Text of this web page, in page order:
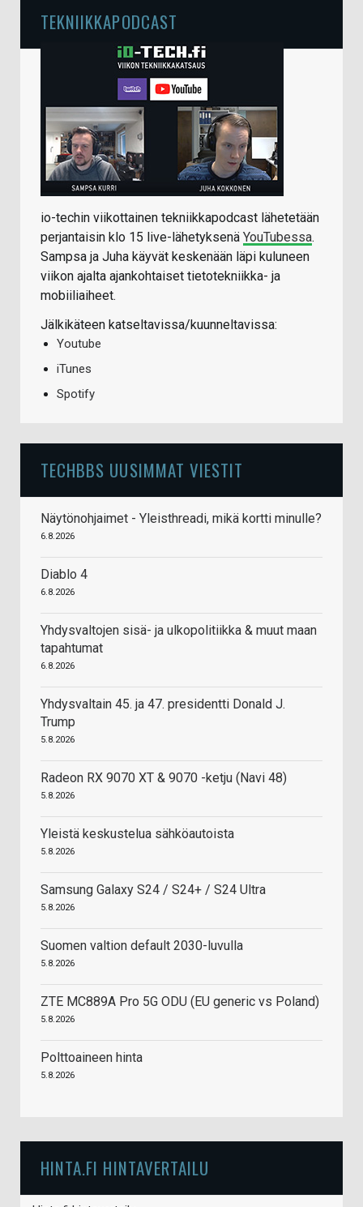
TEKNIIKKAPODCAST
io-techin viikottainen tekniikkapodcast lähetetään
perjantaisin klo 15 live-lähetyksenä YouTubessa.
Sampsa ja Juha käyvät keskenään läpi kuluneen
viikon ajalta ajankohtaiset tietotekniikka- ja
mobiiliaiheet.
Jälkikäteen katseltavissa/kuunneltavissa:
Youtube
iTunes
Spotify
TECHBBS UUSIMMAT VIESTIT
Näytönohjaimet - Yleisthreadi, mikä kortti minulle?
6.8.2026
Diablo 4
6.8.2026
Yhdysvaltojen sisä- ja ulkopolitiikka & muut maan
tapahtumat
6.8.2026
Yhdysvaltain 45. ja 47. presidentti Donald J.
Trump
5.8.2026
Radeon RX 9070 XT & 9070 -ketju (Navi 48)
5.8.2026
Yleistä keskustelua sähköautoista
5.8.2026
Samsung Galaxy S24 / S24+ / S24 Ultra
5.8.2026
Suomen valtion default 2030-luvulla
5.8.2026
ZTE MC889A Pro 5G ODU (EU generic vs Poland)
5.8.2026
Polttoaineen hinta
5.8.2026
HINTA.FI HINTAVERTAILU